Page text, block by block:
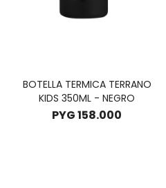
BOTELLA TERMICA TERRANO
KIDS 350ML - NEGRO
PYG158.000